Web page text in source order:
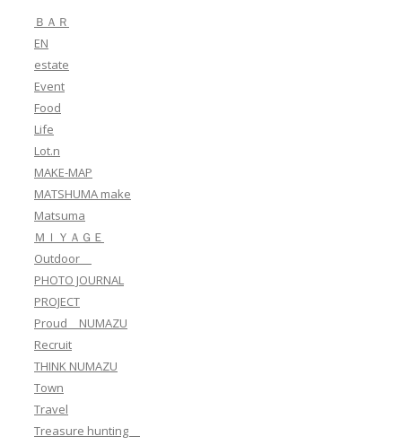
ＢＡＲ
EN
estate
Event
Food
Life
Lot.n
MAKE-MAP
MATSHUMA make
Matsuma
ＭＩＹＡＧＥ
Outdoor
PHOTO JOURNAL
PROJECT
Proud NUMAZU
Recruit
THINK NUMAZU
Town
Travel
Treasure hunting